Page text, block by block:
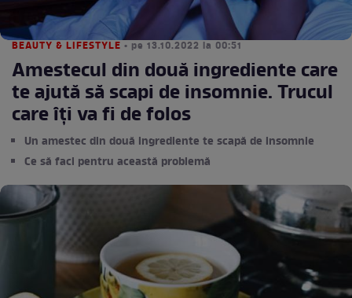
BEAUTY & LIFESTYLE • pe 13.10.2022 la 00:51
Amestecul din două ingrediente care
te ajută să scapi de insomnie. Trucul
care îți va fi de folos
Un amestec din două ingrediente te scapă de insomnie
Ce să faci pentru această problemă